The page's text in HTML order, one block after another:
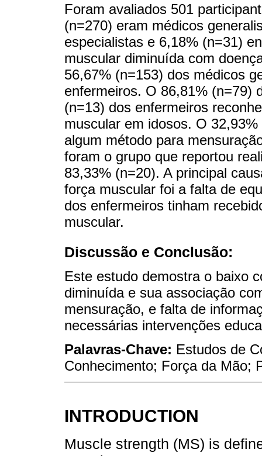
Foram avaliados 501
(n=270) eram médicos
especialistas e 6,18% (n=31)
muscular diminuída com
56,67% (n=153) dos médicos
enfermeiros. O 86,81% (n=79)
(n=13) dos enfermeiros
muscular em idosos. O
algum método para
foram o grupo que reportou
83,33% (n=20). A principal
força muscular foi a falta de
dos enfermeiros tinham
muscular.
Discussão e Conclusão:
Este estudo demostra o baixo
diminuída e sua associação
mensuração, e falta de
necessárias intervenções
Palavras-Chave: Estudos de
Conhecimento; Força da Mão;
INTRODUCTION
Muscle strength (MS) is